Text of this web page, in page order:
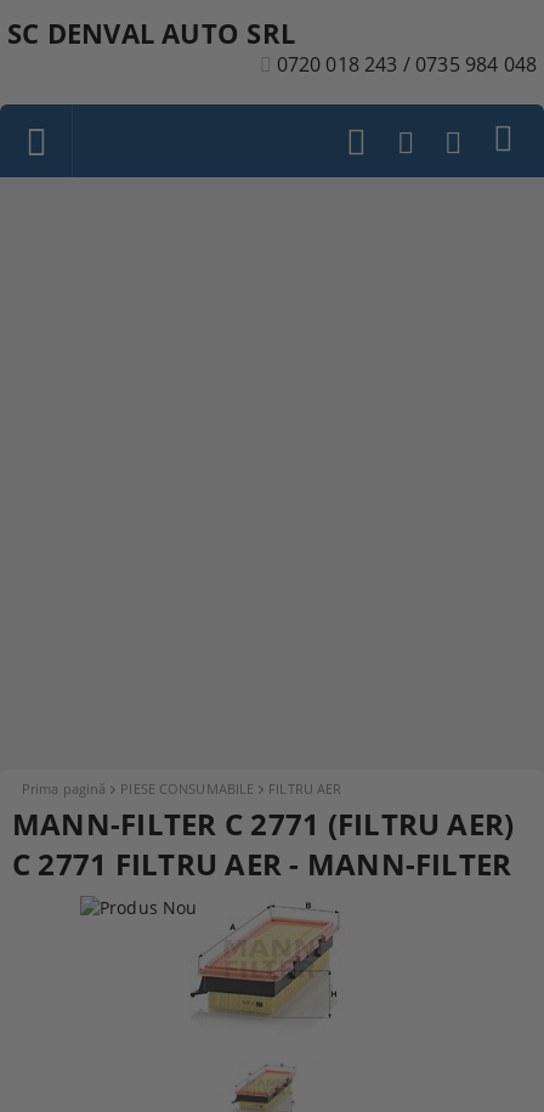
SC DENVAL AUTO SRL
0720 018 243 / 0735 984 048
Prima pagină PIESE CONSUMABILE FILTRU AER
MANN-FILTER C 2771 (FILTRU AER)
C 2771 FILTRU AER - MANN-FILTER